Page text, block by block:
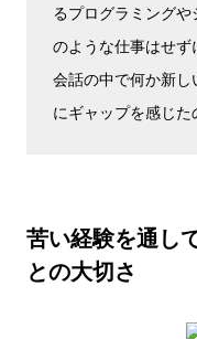
るプログラミングや
のような仕事はせ
会話の中で何か新
にギャップを感じた
苦い経験を通し
との大切さ